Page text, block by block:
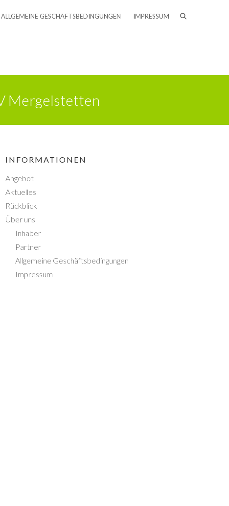
ALLGEMEINE GESCHÄFTSBEDINGUNGEN IMPRESSUM
Mergelstetten
INFORMATIONEN
Angebot
Aktuelles
Rückblick
Über uns
Inhaber
Partner
Allgemeine Geschäftsbedingungen
Impressum